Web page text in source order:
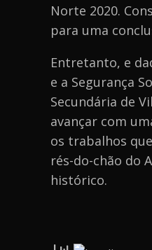
Norte 2020.
para uma
Entretanto, e
e a Segurança
Secundária de
avançar com
os trabalhos
rés-do-chão do
histórico.